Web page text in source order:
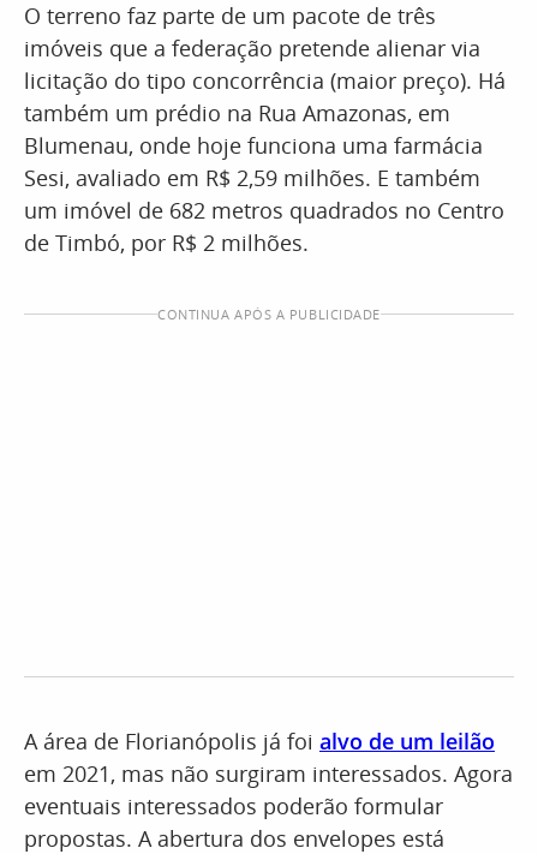
O terreno faz parte de um pacote de três
imóveis que a federação pretende alienar via
licitação do tipo concorrência (maior preço). Há
também um prédio na Rua Amazonas, em
Blumenau, onde hoje funciona uma farmácia
Sesi, avaliado em R$ 2,59 milhões. E também
um imóvel de 682 metros quadrados no Centro
de Timbó, por R$ 2 milhões.
CONTINUA APÓS A PUBLICIDADE
A área de Florianópolis já foi alvo de um leilão
em 2021, mas não surgiram interessados. Agora
eventuais interessados poderão formular
propostas. A abertura dos envelopes está